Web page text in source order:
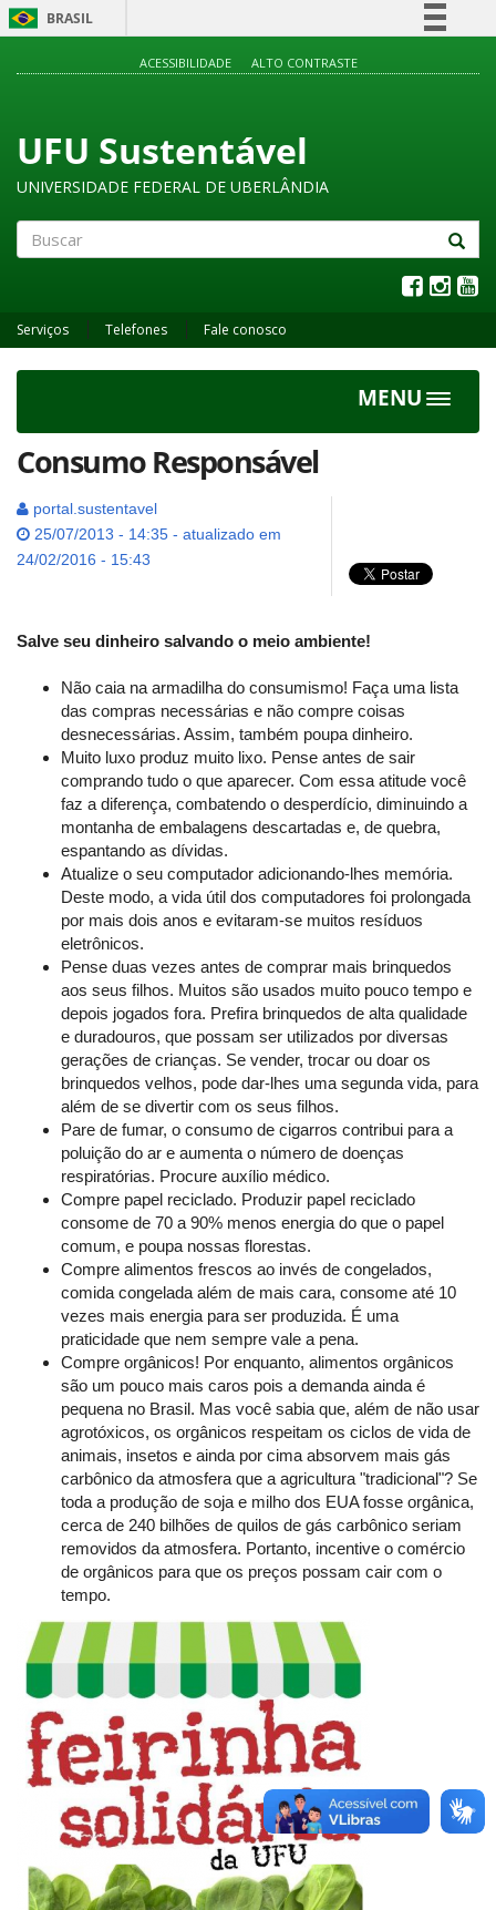
BRASIL
Acesso à informação
Legislação
Canais
ACESSIBILIDADE ALTO CONTRASTE
UFU Sustentável
UNIVERSIDADE FEDERAL DE UBERLÂNDIA
Serviços Telefones Fale conosco
MENU
Toggle
Consumo Responsável
portal.sustentavel
25/07/2013 - 14:35 - atualizado em
24/02/2016 - 15:43
Salve seu dinheiro salvando o meio ambiente!
Não caia na armadilha do consumismo! Faça uma lista
das compras necessárias e não compre coisas
desnecessárias. Assim, também poupa dinheiro.
Muito luxo produz muito lixo. Pense antes de sair
comprando tudo o que aparecer. Com essa atitude você
faz a diferença, combatendo o desperdício, diminuindo a
montanha de embalagens descartadas e, de quebra,
espantando as dívidas.
Atualize o seu computador adicionando-lhes memória.
Deste modo, a vida útil dos computadores foi prolongada
por mais dois anos e evitaram-se muitos resíduos
eletrônicos.
Pense duas vezes antes de comprar mais brinquedos
aos seus filhos. Muitos são usados muito pouco tempo e
depois jogados fora. Prefira brinquedos de alta qualidade
e duradouros, que possam ser utilizados por diversas
gerações de crianças. Se vender, trocar ou doar os
brinquedos velhos, pode dar-lhes uma segunda vida, para
além de se divertir com os seus filhos.
Pare de fumar, o consumo de cigarros contribui para a
poluição do ar e aumenta o número de doenças
respiratórias. Procure auxílio médico.
Compre papel reciclado. Produzir papel reciclado
consome de 70 a 90% menos energia do que o papel
comum, e poupa nossas florestas.
Compre alimentos frescos ao invés de congelados,
comida congelada além de mais cara, consome até 10
vezes mais energia para ser produzida. É uma
praticidade que nem sempre vale a pena.
Compre orgânicos! Por enquanto, alimentos orgânicos
são um pouco mais caros pois a demanda ainda é
pequena no Brasil. Mas você sabia que, além de não usar
agrotóxicos, os orgânicos respeitam os ciclos de vida de
animais, insetos e ainda por cima absorvem mais gás
carbônico da atmosfera que a agricultura "tradicional"? Se
toda a produção de soja e milho dos EUA fosse orgânica,
cerca de 240 bilhões de quilos de gás carbônico seriam
removidos da atmosfera. Portanto, incentive o comércio
de orgânicos para que os preços possam cair com o
tempo.